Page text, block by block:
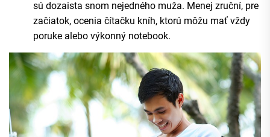
sú dozaista snom nejedného muža. Menej zruční, pre
začiatok, ocenia čítačku kníh, ktorú môžu mať vždy
poruke alebo výkonný notebook.